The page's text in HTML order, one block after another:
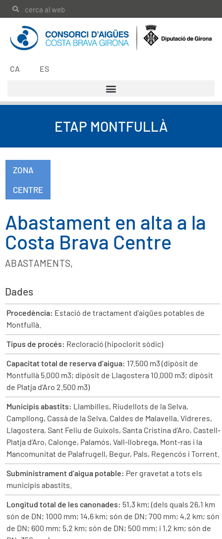
CA ES
ETAP MONTFULLÀ
ZONA
CENTRE
Abastament en alta a la
Costa Brava Centre
ABASTAMENTS,
Dades
Procedència: Estació de tractament d’aigües potables de
Montfullà.
Tipus de procés: Recloració (hipoclorit sòdic)
Capacitat total de reserva d’aigua: 17.500 m3 (dipòsit de
Montfullà 5.000 m3; dipòsit de Llagostera 10.000 m3; dipòsit
de Platja d’Aro 2.500 m3)
Municipis abastits: Llambilles, Riudellots de la Selva,
Campllong, Cassà de la Selva, Caldes de Malavella, Vidreres,
Llagostera, Sant Feliu de Guíxols, Santa Cristina d’Aro, Castell-
Platja d’Aro, Calonge, Palamós, Vall-llobrega, Mont-ras i la
Mancomunitat de Palafrugell, Begur, Pals, Regencós i Torrent.
Subministrament d’aigua potable: Per gravetat a tots els
municipis abastits.
Longitud total de les canonades: 51,3 km; (dels quals 26,1 km
són de DN; 1000 mm; 14,6 km; són de DN; 700 mm; 4,2 km; són
de DN; 600 mm; 5,2 km; són de DN; 500 mm; i 1,2 km; són de